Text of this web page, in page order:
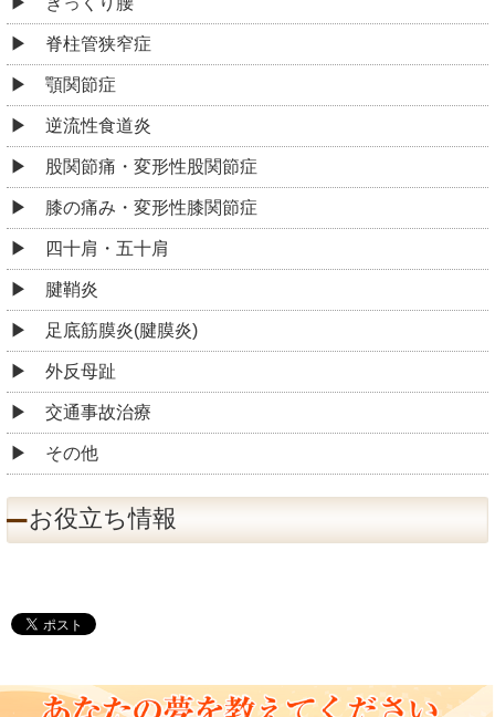
脊柱管狭窄症
顎関節症
逆流性食道炎
股関節痛・変形性股関節症
膝の痛み・変形性膝関節症
四十肩・五十肩
腱鞘炎
足底筋膜炎(腱膜炎)
外反母趾
交通事故治療
その他
お役立ち情報